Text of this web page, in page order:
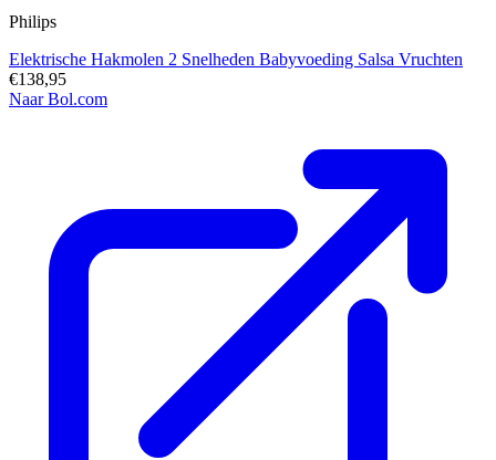
Philips
Elektrische Hakmolen 2 Snelheden Babyvoeding Salsa Vruchten
€138,95
Naar Bol.com